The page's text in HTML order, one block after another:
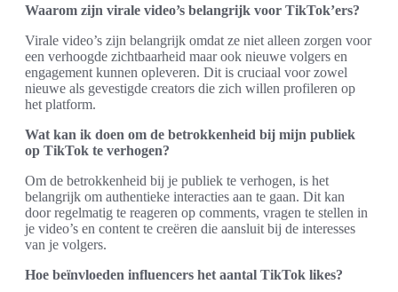
Waarom zijn virale video’s belangrijk voor TikTok’ers?
Virale video’s zijn belangrijk omdat ze niet alleen zorgen voor
een verhoogde zichtbaarheid maar ook nieuwe volgers en
engagement kunnen opleveren. Dit is cruciaal voor zowel
nieuwe als gevestigde creators die zich willen profileren op
het platform.
Wat kan ik doen om de betrokkenheid bij mijn publiek
op TikTok te verhogen?
Om de betrokkenheid bij je publiek te verhogen, is het
belangrijk om authentieke interacties aan te gaan. Dit kan
door regelmatig te reageren op comments, vragen te stellen in
je video’s en content te creëren die aansluit bij de interesses
van je volgers.
Hoe beïnvloeden influencers het aantal TikTok likes?